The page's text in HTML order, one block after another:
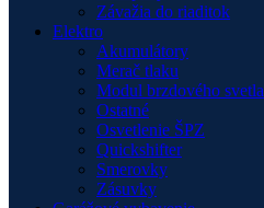
Závažia do riaditok
Elektro
Akumulátory
Merač tlaku
Modul brzdového svetla
Ostatné
Osvetlenie ŠPZ
Quickshifter
Smerovky
Zásuvky